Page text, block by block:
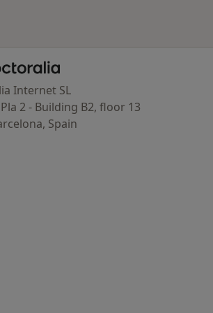
Página de inicio
Internet SL
Pla 2 - Building B2, floor 13
Spain